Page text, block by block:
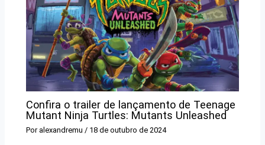
Confira o trailer de lançamento de Teenage
Mutant Ninja Turtles: Mutants Unleashed
Por alexandremu / 18 de outubro de 2024